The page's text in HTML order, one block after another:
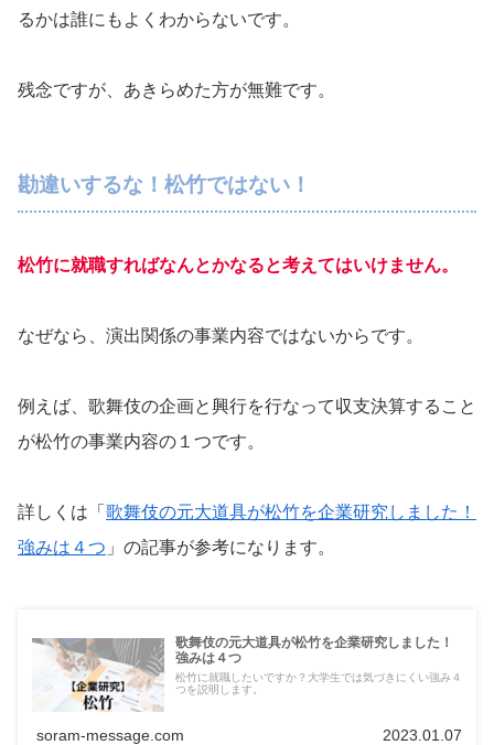
るかは誰にもよくわからないです。
残念ですが、あきらめた方が無難です。
勘違いするな！松竹ではない！
松竹に就職すればなんとかなると考えてはいけません。
なぜなら、演出関係の事業内容ではないからです。
例えば、歌舞伎の企画と興行を行なって収支決算すること
が松竹の事業内容の１つです。
詳しくは「 歌舞伎の元大道具が松竹を企業研究しました！
強みは４つ 」の記事が参考になります。
歌舞伎の元大道具が松竹を企業研究しました！
強みは４つ
松竹に就職したいですか？大学生では気づきにくい強み４
つを説明します。
soram-message.com 2023.01.07